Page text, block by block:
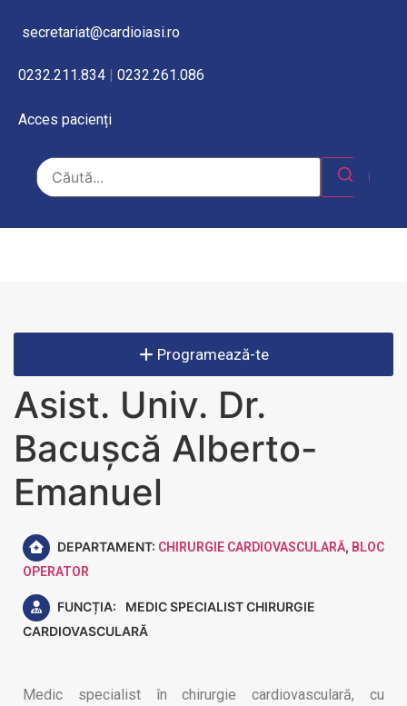
secretariat@cardioiasi.ro
0232.211.834 0232.261.086
Acces pacienți
Programează-te
Asist. Univ. Dr.
Bacușcă Alberto-
Emanuel
DEPARTAMENT: CHIRURGIE CARDIOVASCULARĂ, BLOC
OPERATOR
FUNCȚIA:
MEDIC SPECIALIST CHIRURGIE
CARDIOVASCULARĂ
Medic specialist în chirurgie cardiovasculară, cu